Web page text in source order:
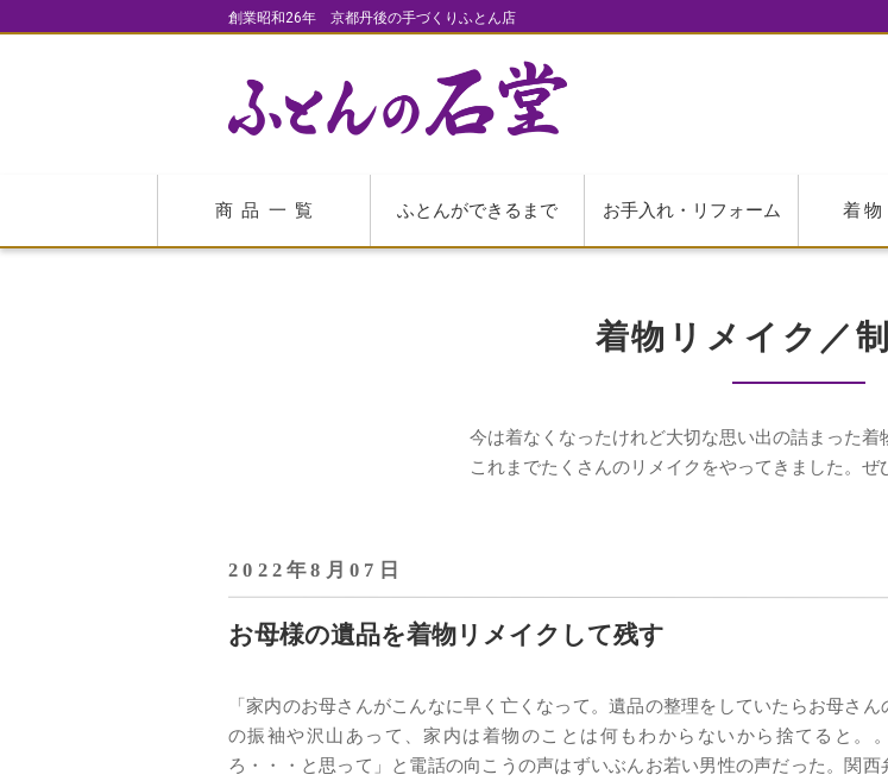
創業昭和26年 京都丹後の手づくりふとん店
商品一覧 ふとんができるまで お手入れ・リフォーム 着物
着物リメイク／
今は着なくなったけれど大切な思い出の詰まった着
これまでたくさんのリメイクをやってきました。ぜ
2022年8月07日
お母様の遺品を着物リメイクして残す
「家内のお母さんがこんなに早く亡くなって。遺品の整理をしていたらお母さん
の振袖や沢山あって、家内は着物のことは何もわからないから捨てると。
ろ・・・と思って」と電話の向こうの声はずいぶんお若い男性の声だった。関西